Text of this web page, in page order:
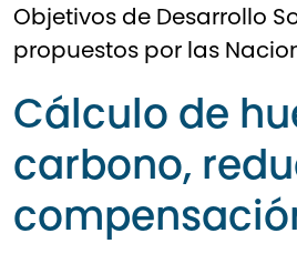
Objetivos de Desarrollo
propuestos por las
Cálculo de
carbono,